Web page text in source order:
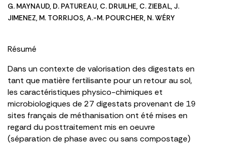
G. MAYNAUD, D. PATUREAU, C. DRUILHE, C. ZIEBAL, J.
JIMENEZ, M. TORRIJOS,A.-M. POURCHER, N. WÉRY
Résumé
Dans un contexte de valorisation des digestats en
tant que matière fertilisante pour un retour au sol,
les caractéristiques physico-chimiques et
microbiologiques de 27 digestats provenant de 19
sites français de méthanisation ont été mises en
regard du posttraitement mis en oeuvre
(séparation de phase avec ou sans compostage)